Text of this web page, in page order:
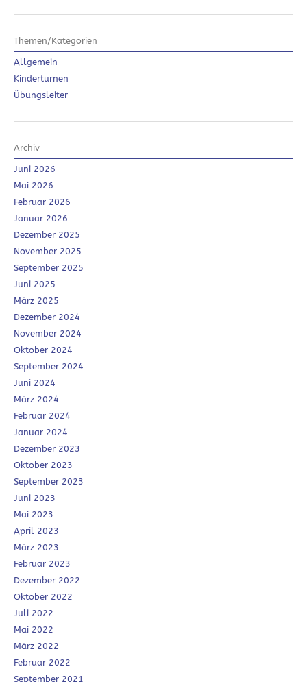
Themen/Kategorien
Allgemein
Kinderturnen
Übungsleiter
Archiv
Juni 2026
Mai 2026
Februar 2026
Januar 2026
Dezember 2025
November 2025
September 2025
Juni 2025
März 2025
Dezember 2024
November 2024
Oktober 2024
September 2024
Juni 2024
März 2024
Februar 2024
Januar 2024
Dezember 2023
Oktober 2023
September 2023
Juni 2023
Mai 2023
April 2023
März 2023
Februar 2023
Dezember 2022
Oktober 2022
Juli 2022
Mai 2022
März 2022
Februar 2022
September 2021